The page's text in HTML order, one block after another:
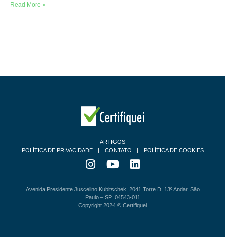
Read More »
ARTIGOS
POLÍTICA DE PRIVACIDADE
CONTATO POLÍTICA DE COOKIES
Avenida Presidente Juscelino Kubitschek, 2041 Torre D, 13º Andar, São
Paulo – SP, 04543-011
Copyright 2024 © Certifiquei